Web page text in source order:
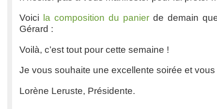
Voici la composition du panier de demain
Gérard :
Voilà, c’est tout pour cette semaine !
Je vous souhaite une excellente soirée et
Lorène Leruste, Présidente.